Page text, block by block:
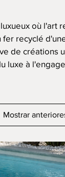
où l'art
fer recyclé
de créations
luxe à
Mostrar